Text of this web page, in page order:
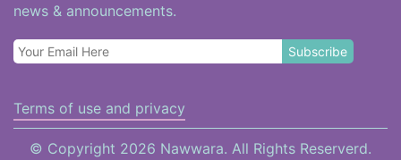
news & announcements.
Terms of use and privacy
© Copyright 2026 Nawwara. All Rights Reserverd.